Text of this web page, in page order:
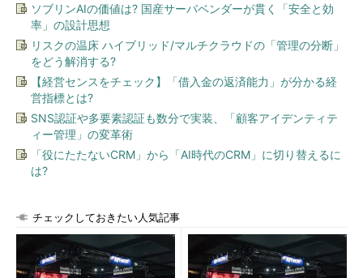
ソブリンAIの価値は? 国産サーバベンダーが貫く「安全と効
率」の設計思想
リスクの温床 ハイブリッド/マルチクラウドの「管理の分断」
をどう解消する?
【経営センスをチェック】「借入金の返済能力」が分かる経
営指標とは?
SNS認証や多要素認証も数分で実装、「顧客アイデンティテ
ィー管理」の変革術
「役にたたないCRM」から「AI時代のCRM」に切り替えるに
は?
チェックしておきたい人気記事